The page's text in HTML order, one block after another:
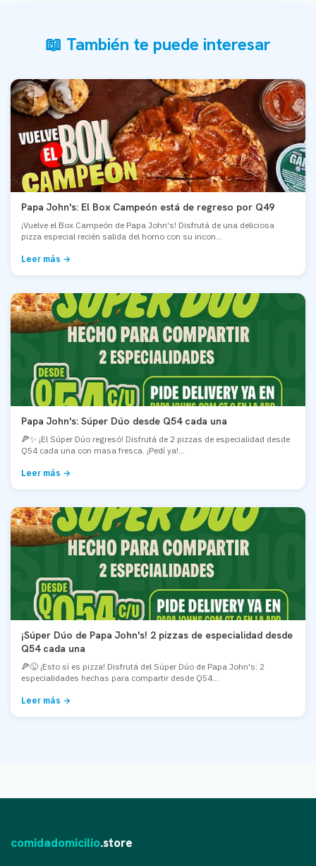
📖 También te puede interesar
Papa John's: El Box Campeón está de regreso por Q49
¡Vuelve el Box Campeón de Papa John's! Disfrutá de una deliciosa
pizza especial recién salida del horno con su incon...
Leer más →
Papa John's: Súper Dúo desde Q54 cada una
🍕✨ ¡El Súper Dúo regresó! Disfrutá de 2 pizzas de especialidad desde
Q54 cada una con masa fresca. ¡Pedí ya!...
Leer más →
¡Súper Dúo de Papa John's! 2 pizzas de especialidad desde
Q54 cada una
🍕😜 ¡Esto sí es pizza! Disfrutá del Súper Dúo de Papa John's: 2
especialidades hechas para compartir desde Q54...
Leer más →
comidadomicilio.store